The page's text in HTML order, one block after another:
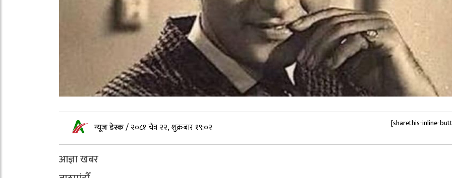
न्यूज डेस्क/२०८१ चैत्र २२, शुक्रबार १९:०२ [sharethis-inline-
आज्ञा खबर